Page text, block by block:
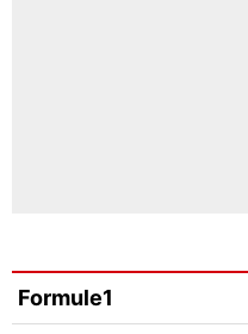
Formule1